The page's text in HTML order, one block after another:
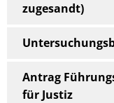
zugesandt)
Antrag
für Justiz